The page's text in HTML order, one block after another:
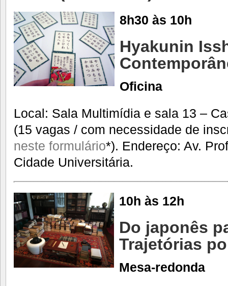
8h30 às 10h
Hyakunin
Oficina
Local: Sala Multimídia e sala 13 –
(15 vagas / com necessidade de
neste formulário*). Endereço: Av.
Cidade Universitária.
10h às 12h
Do japonês
Trajetórias
Mesa-redonda